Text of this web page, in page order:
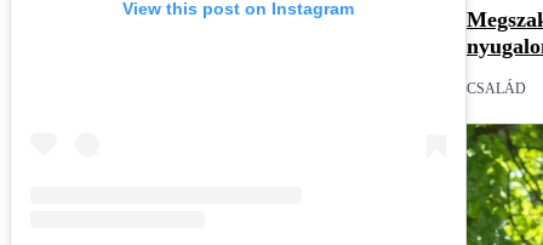
View this post on Instagram
CSALÁD